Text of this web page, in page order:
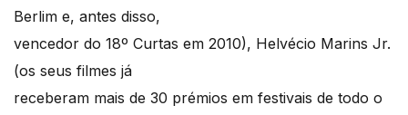
Berlim e, antes disso,
vencedor do 18º Curtas em 2010), Helvécio Marins Jr.
(os seus filmes já
receberam mais de 30 prémios em festivais de todo o